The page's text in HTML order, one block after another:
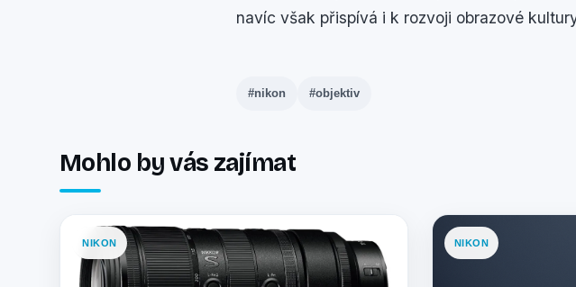
navíc však přispívá i k rozvoji obrazové
#nikon #objektiv
Mohlo by vás zajímat
NIKON NIKON